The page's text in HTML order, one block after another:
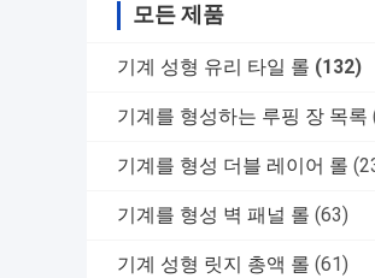
모든 제품
기계 성형 유리 타일 롤 (132)
기계를 형성하는 루핑 장 목록
기계를 형성 더블 레이어 롤
기계를 형성 벽 패널 롤 (63)
기계 성형 릿지 총액 롤 (61)